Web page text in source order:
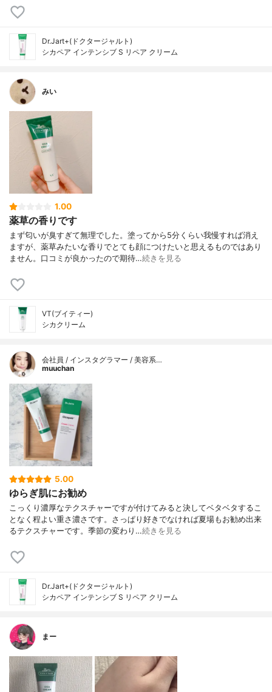
Dr.Jart+(ドクタージャルト)
シカペア インテンシブ S リペア クリーム
みい
1.00
薬草の香りです
まず匂いが臭すぎて無理でした。塗ってから5分くらい我慢すれば消え
ますが、薬草みたいな香りでとても顔につけたいと思えるものではあり
ません。口コミが良かったので期待…続きを見る
VT(ブイティー)
シカクリーム
会社員 / インスタグラマー / 美容系…
muuchan
5.00
ゆらぎ肌にお勧め
こっくり濃厚なテクスチャーですが付けてみると決してベタベタするこ
となく程よい重さ濃さです。さっぱり好きでなければ夏場もお勧め出来
るテクスチャーです。季節の変わり…続きを見る
Dr.Jart+(ドクタージャルト)
シカペア インテンシブ S リペア クリーム
まー